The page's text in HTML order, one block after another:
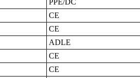
PPE/DC
CE
CE
ADLE
CE
CE